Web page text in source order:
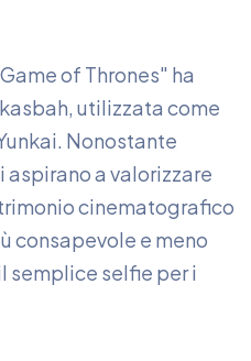
of Thrones" ha
utilizzata come
Nonostante
a valorizzare
cinematografico
consapevole e meno
semplice selfie per i